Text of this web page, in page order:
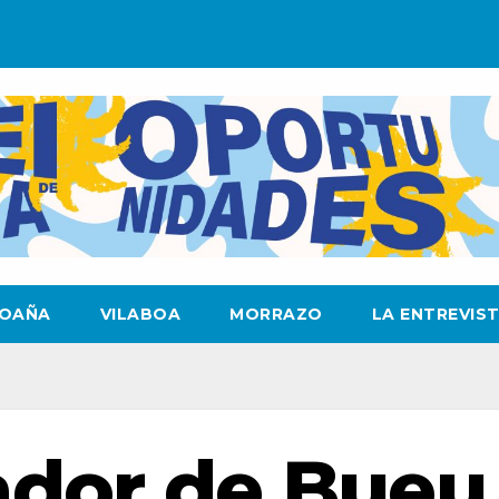
VILABOA MORRAZO LA